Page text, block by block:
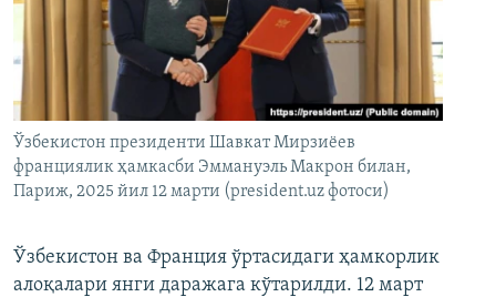
Ўзбекистон президенти Шавкат Мирзиёев
франциялик ҳамкасби Эммануэль Макрон билан,
Париж, 2025 йил 12 марти (president.uz фотоси)
Ўзбекистон ва Франция ўртасидаги ҳамкорлик
алоқалари янги даражага кўтарилди. 12 март